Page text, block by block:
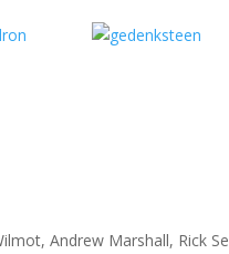
Andrew Marshall, Rick